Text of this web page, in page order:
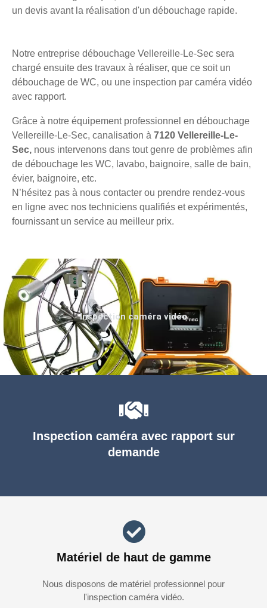
un devis avant la réalisation d'un débouchage rapide.
Notre entreprise débouchage Vellereille-Le-Sec sera
chargé ensuite des travaux à réaliser, que ce soit un
débouchage de WC, ou une inspection par caméra vidéo
avec rapport.
Grâce à notre équipement professionnel en débouchage
Vellereille-Le-Sec, canalisation à 7120 Vellereille-Le-
Sec, nous intervenons dans tout genre de problèmes afin
de débouchage les WC, lavabo, baignoire, salle de bain,
évier, baignoire, etc.
N’hésitez pas à nous contacter ou prendre rendez-vous
en ligne avec nos techniciens qualifiés et expérimentés,
fournissant un service au meilleur prix.
Inspection caméra avec rapport sur
demande
Matériel de haut de gamme
Nous disposons de matériel professionnel pour
l'inspection caméra vidéo.
Inspection caméra vidéo